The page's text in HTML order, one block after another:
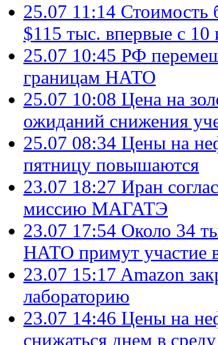
25.07 11:14 Стоимость
$115 тыс. впервые с 10
25.07 10:45 РФ
границам НАТО
25.07 10:08 Цена на
ожиданий снижения
25.07 08:34 Цены на
пятницу повышаются
23.07 18:27 Иран
миссию МАГАТЭ
23.07 17:54 Около 34
НАТО примут участие
23.07 15:17 Amazon
лабораторию
23.07 14:46 Цены на
снижаться днем в среду